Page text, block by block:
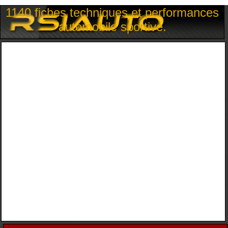
1140 fiches techniques et performances
automobile sportive.